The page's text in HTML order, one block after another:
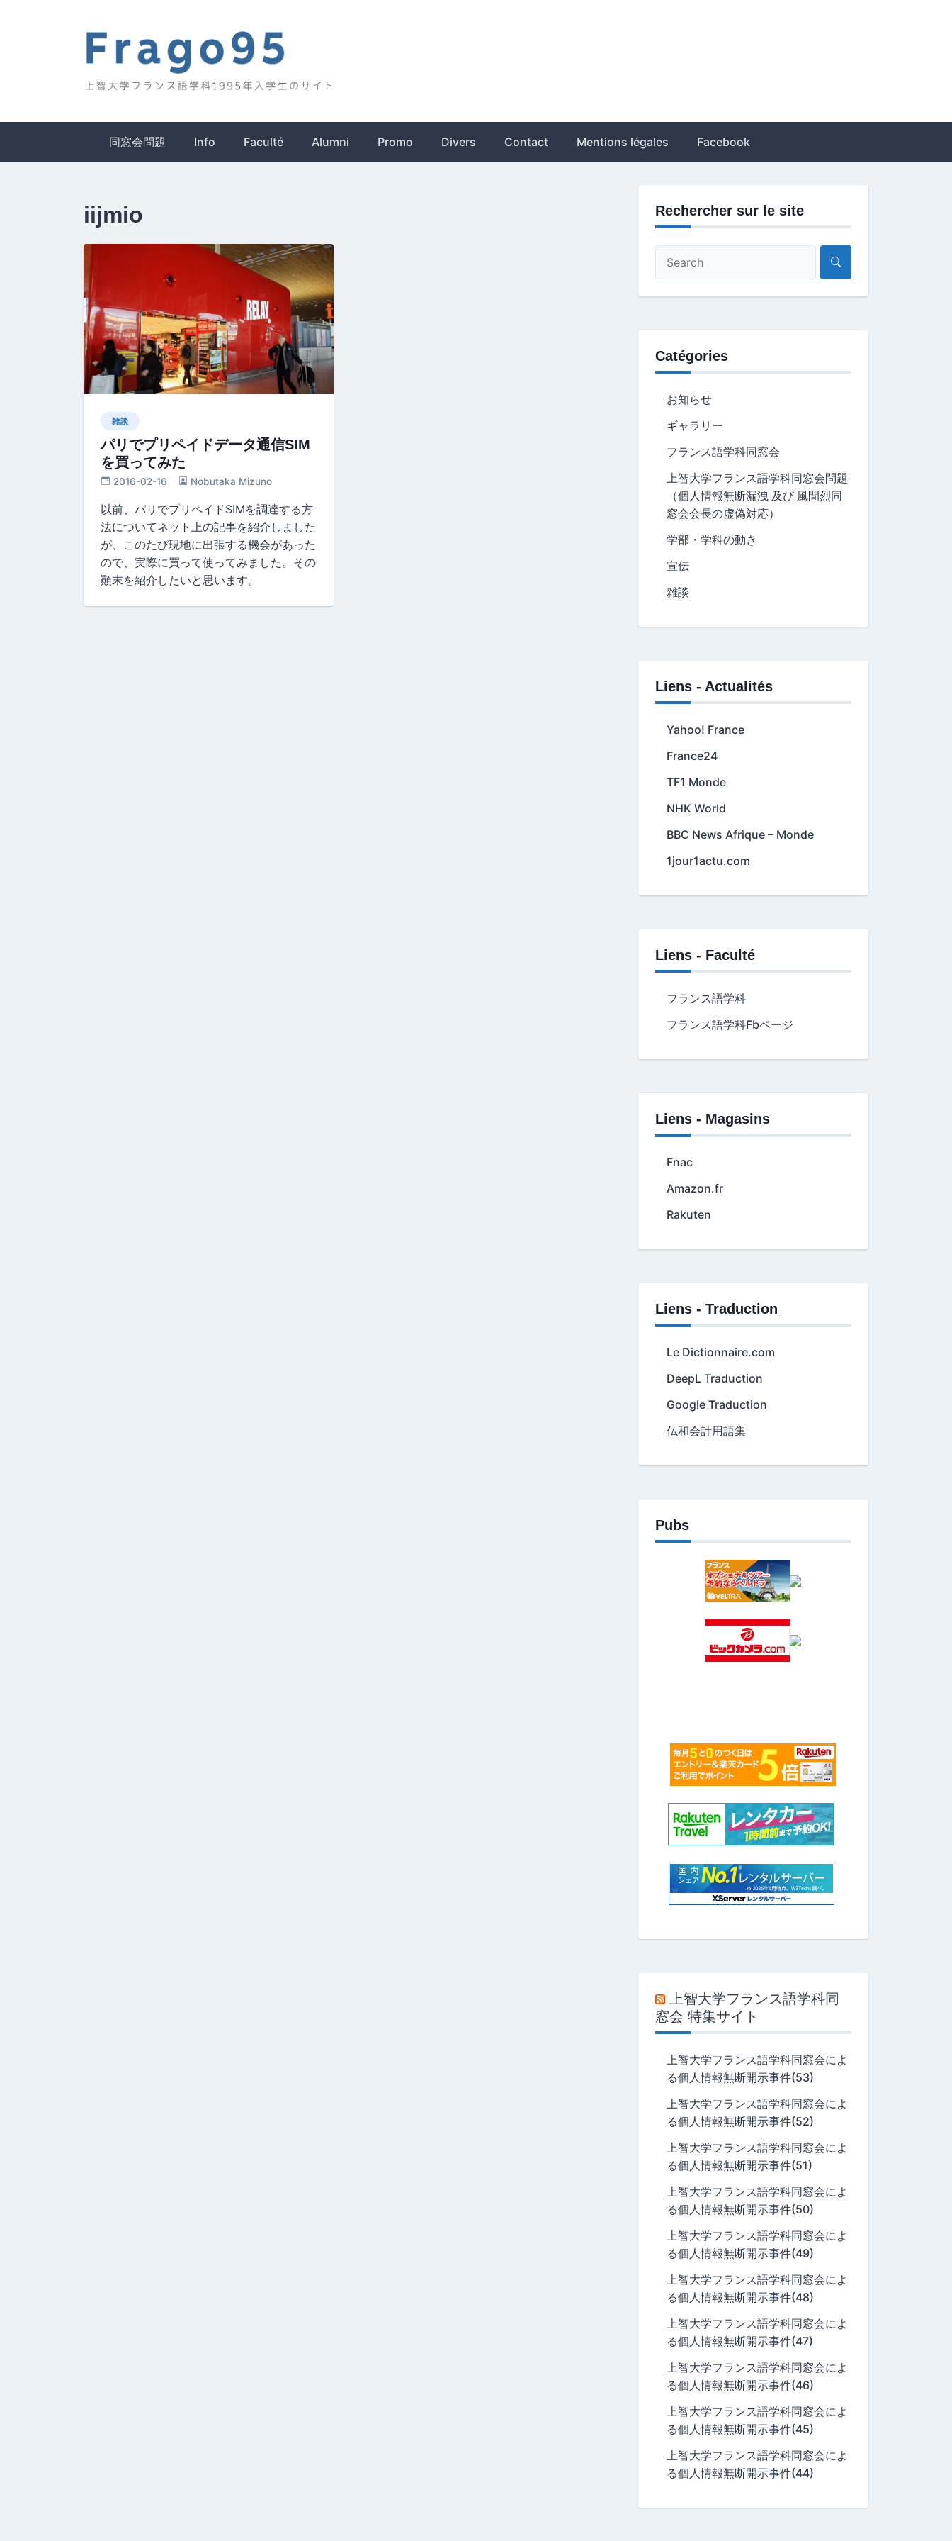
Frago95
同窓会問題 Info Faculté Alumni Promo Divers Contact Mentions légales Facebook
iijmio
雑談
パリでプリペイドデータ通信SIM
を買ってみた
2016-02-16 Nobutaka Mizuno
以前、パリでプリペイドSIMを調達する方
法についてネット上の記事を紹介しました
が、このたび現地に出張する機会があった
ので、実際に買って使ってみました。その
顚末を紹介したいと思います。
Rechercher sur le site
Catégories
お知らせ
ギャラリー
フランス語学科同窓会
上智大学フランス語学科同窓会問題
（個人情報無断漏洩 及び 風間烈同
窓会会長の虚偽対応）
学部・学科の動き
宣伝
雑談
Liens - Actualités
Yahoo! France
France24
TF1 Monde
NHK World
BBC News Afrique – Monde
1jour1actu.com
Liens - Faculté
フランス語学科
フランス語学科Fbページ
Liens - Magasins
Fnac
Amazon.fr
Rakuten
Liens - Traduction
Le Dictionnaire.com
DeepL Traduction
Google Traduction
仏和会計用語集
Pubs
上智大学フランス語学科同
窓会 特集サイト
上智大学フランス語学科同窓会によ
る個人情報無断開示事件(53)
上智大学フランス語学科同窓会によ
る個人情報無断開示事件(52)
上智大学フランス語学科同窓会によ
る個人情報無断開示事件(51)
上智大学フランス語学科同窓会によ
る個人情報無断開示事件(50)
上智大学フランス語学科同窓会によ
る個人情報無断開示事件(49)
上智大学フランス語学科同窓会によ
る個人情報無断開示事件(48)
上智大学フランス語学科同窓会によ
る個人情報無断開示事件(47)
上智大学フランス語学科同窓会によ
る個人情報無断開示事件(46)
上智大学フランス語学科同窓会によ
る個人情報無断開示事件(45)
上智大学フランス語学科同窓会によ
る個人情報無断開示事件(44)